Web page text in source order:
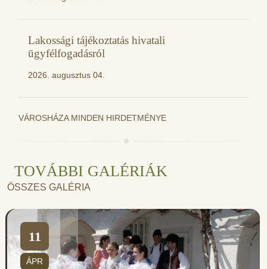
Lakossági tájékoztatás hivatali
ügyfélfogadásról
2026. augusztus 04.
VÁROSHÁZA MINDEN HIRDETMÉNYE
TOVÁBBI GALÉRIÁK
ÖSSZES GALÉRIA
11
ÁPR